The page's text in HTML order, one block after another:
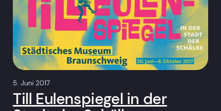
5. Juni 2017
Till Eulenspiegel in der